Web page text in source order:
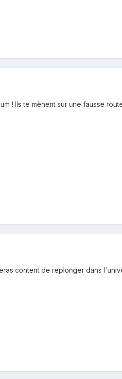
! Ils te mènent sur une fausse
content de replonger dans